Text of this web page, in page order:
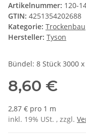
Artikelnummer: 120-
GTIN: 4251354202688
Kategorie: Trockenbau
Hersteller: Tyson
Bündel: 8 Stück 3000
8,60 €
2,87 € pro 1 m
inkl. 19% USt. , zzgl.